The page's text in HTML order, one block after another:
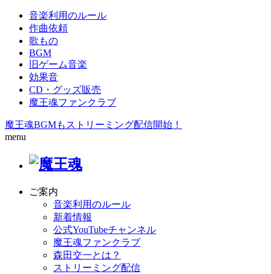
音楽利用のルール
作曲依頼
歌もの
BGM
旧ゲーム音楽
効果音
CD・グッズ販売
魔王魂ファンクラブ
魔王魂BGMもストリーミング配信開始！
menu
ご案内
音楽利用のルール
新着情報
公式YouTubeチャンネル
魔王魂ファンクラブ
森田交一とは？
ストリーミング配信